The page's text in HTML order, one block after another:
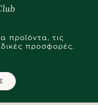
προϊόντα, τις
προσφορές.